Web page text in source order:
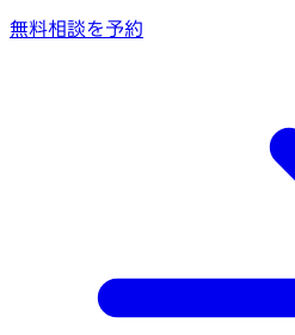
無料相談を予約